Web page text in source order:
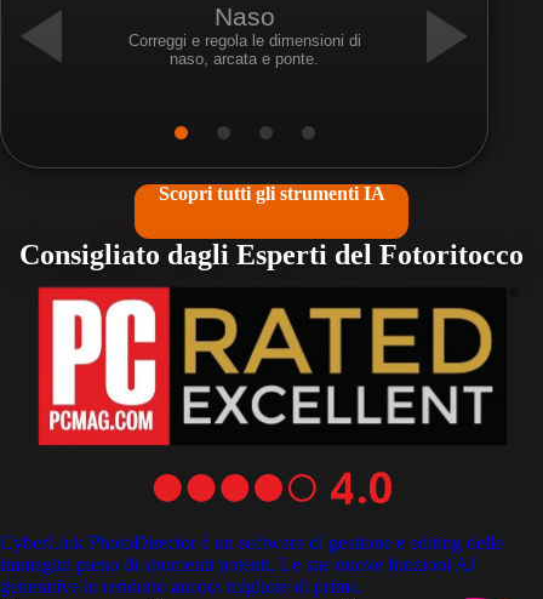
Naso
Correggi e regola le dimensioni di
naso, arcata e ponte.
Scopri tutti gli strumenti IA
Consigliato dagli Esperti del Fotoritocco
CyberLink PhotoDirector è un software di gestione e editing delle
immagini pieno di strumenti potenti. Le sue nuove funzioni AI
generative lo rendono ancora migliore di prima.